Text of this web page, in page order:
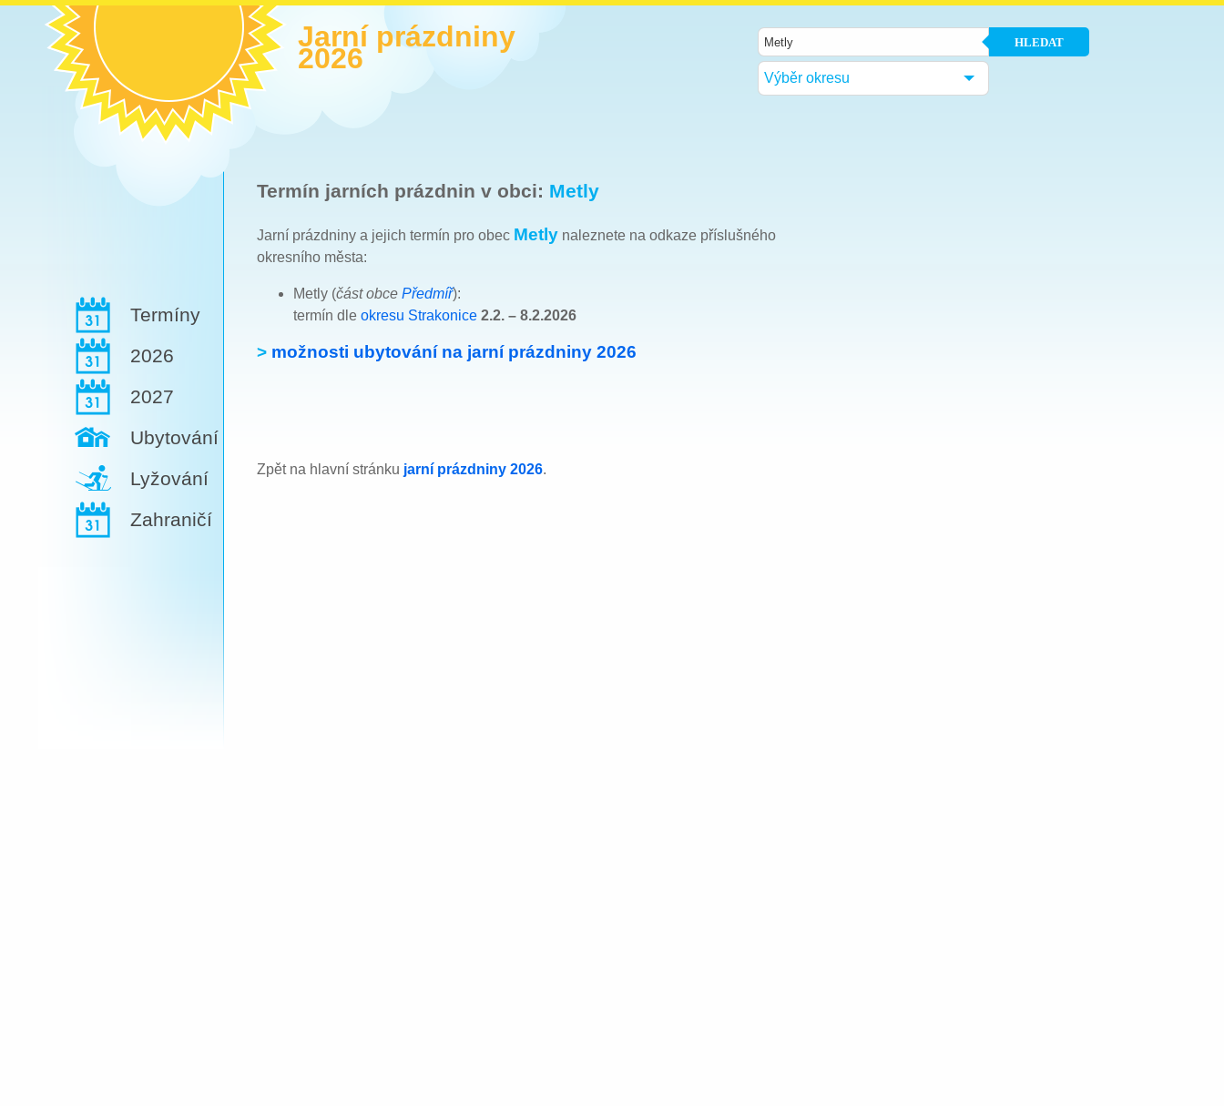
Jarní prázdniny
2026 HLEDAT
Výběr okresu
Termíny
2026
2027
Ubytování
Lyžování
Zahraničí
Termín jarních prázdnin v obci: Metly
Jarní prázdniny a jejich termín pro obec Metly naleznete na odkaze příslušného
okresního města:
Metly (část obce Předmíř):
termín dle okresu Strakonice 2.2. – 8.2.2026
> možnosti ubytování na jarní prázdniny 2026
Zpět na hlavní stránku jarní prázdniny 2026.